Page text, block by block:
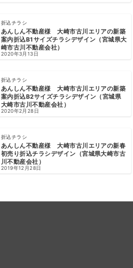
折込チラシ
あんしん不動産様 大崎市古川エリアの新築
案内折込B1サイズチラシデザイン（宮城県大
崎市古川不動産会社）
2020年3月13日
折込チラシ
あんしん不動産様 大崎市古川エリアの新築
案内折込B2サイズチラシデザイン（宮城県
大崎市古川不動産会社）
2020年2月28日
折込チラシ
あんしん不動産様 大崎市古川エリアの新春
初売り折込チラシデザイン（宮城県大崎市古
川不動産会社）
2019年12月28日